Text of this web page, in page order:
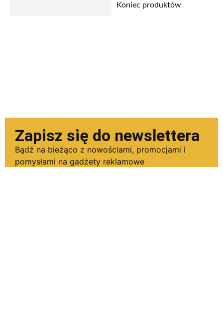
Koniec produktów
Zapisz się do newslettera
Bądź na bieżąco z nowościami, promocjami i
pomysłami na gadżety reklamowe